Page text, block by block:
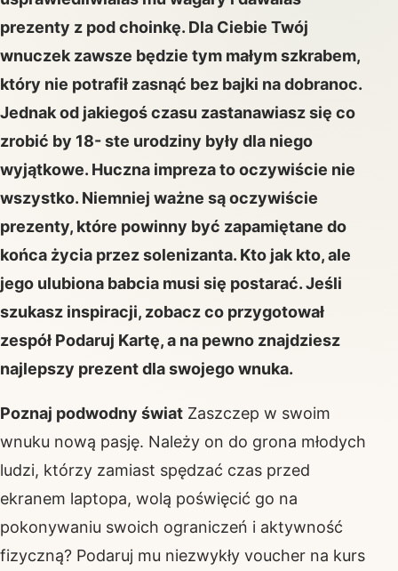
prezenty z pod choinkę. Dla Ciebie Twój
wnuczek zawsze będzie tym małym szkrabem,
który nie potrafił zasnąć bez bajki na dobranoc.
Jednak od jakiegoś czasu zastanawiasz się co
zrobić by 18- ste urodziny były dla niego
wyjątkowe. Huczna impreza to oczywiście nie
wszystko. Niemniej ważne są oczywiście
prezenty, które powinny być zapamiętane do
końca życia przez solenizanta. Kto jak kto, ale
jego ulubiona babcia musi się postarać. Jeśli
szukasz inspiracji, zobacz co przygotował
zespół Podaruj Kartę, a na pewno znajdziesz
najlepszy prezent dla swojego wnuka.
Poznaj podwodny świat Zaszczep w swoim
wnuku nową pasję. Należy on do grona młodych
ludzi, którzy zamiast spędzać czas przed
ekranem laptopa, wolą poświęcić go na
pokonywaniu swoich ograniczeń i aktywność
fizyczną? Podaruj mu niezwykły voucher na kurs